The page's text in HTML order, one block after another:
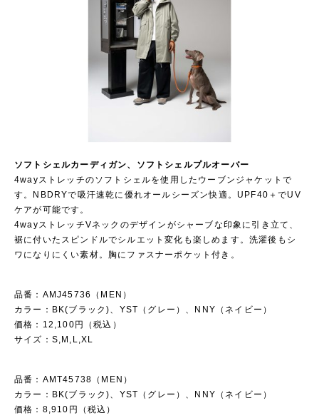
ソフトシェルカーディガン、ソフトシェルプルオーバー
4wayストレッチのソフトシェルを使用したウーブンジャケットで
す。NBDRYで吸汗速乾に優れオールシーズン快適。UPF40＋でUV
ケアが可能です。
4wayストレッチVネックのデザインがシャーブな印象に引き立て、
裾に付いたスピンドルでシルエット変化も楽しめます。洗濯後もシ
ワになりにくい素材。胸にファスナーポケット付き。
品番：AMJ45736（MEN）
カラー：BK(ブラック)、YST（グレー）、NNY（ネイビー）
価格：12,100円（税込）
サイズ：S,M,L,XL
品番：AMT45738（MEN）
カラー：BK(ブラック)、YST（グレー）、NNY（ネイビー）
価格：8,910円（税込）